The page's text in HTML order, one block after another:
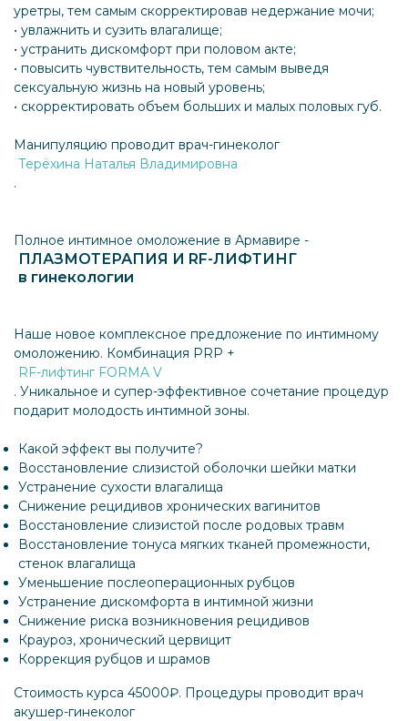
уретры, тем самым скорректировав недержание мочи;
• увлажнить и сузить влагалище;
• устранить дискомфорт при половом акте;
• повысить чувствительность, тем самым выведя
сексуальную жизнь на новый уровень;
• скорректировать объем больших и малых половых губ.
Манипуляцию проводит врач-гинеколог
Терёхина Наталья Владимировна
.
Полное интимное омоложение в Армавире -
ПЛАЗМОТЕРАПИЯ И RF-ЛИФТИНГ
в гинекологии
Наше новое комплексное предложение по интимному
омоложению. Комбинация PRP +
RF-лифтинг FORMA V
. Уникальное и супер-эффективное сочетание процедур
подарит молодость интимной зоны.
Какой эффект вы получите?
Восстановление слизистой оболочки шейки матки
Устранение сухости влагалища
Снижение рецидивов хронических вагинитов
Восстановление слизистой после родовых травм
Восстановление тонуса мягких тканей промежности,
стенок влагалища
Уменьшение послеоперационных рубцов
Устранение дискомфорта в интимной жизни
Снижение риска возникновения рецидивов
Крауроз, хронический цервицит
Коррекция рубцов и шрамов
Стоимость курса 45000₽. Процедуры проводит врач
акушер-гинеколог